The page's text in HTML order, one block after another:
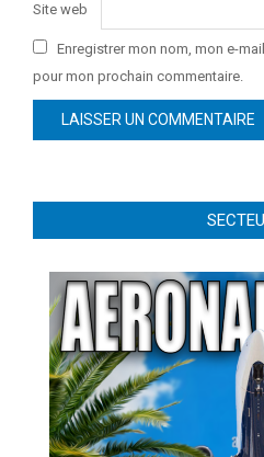
Site web
Enregistrer mon nom, mon e-
pour mon prochain commentaire.